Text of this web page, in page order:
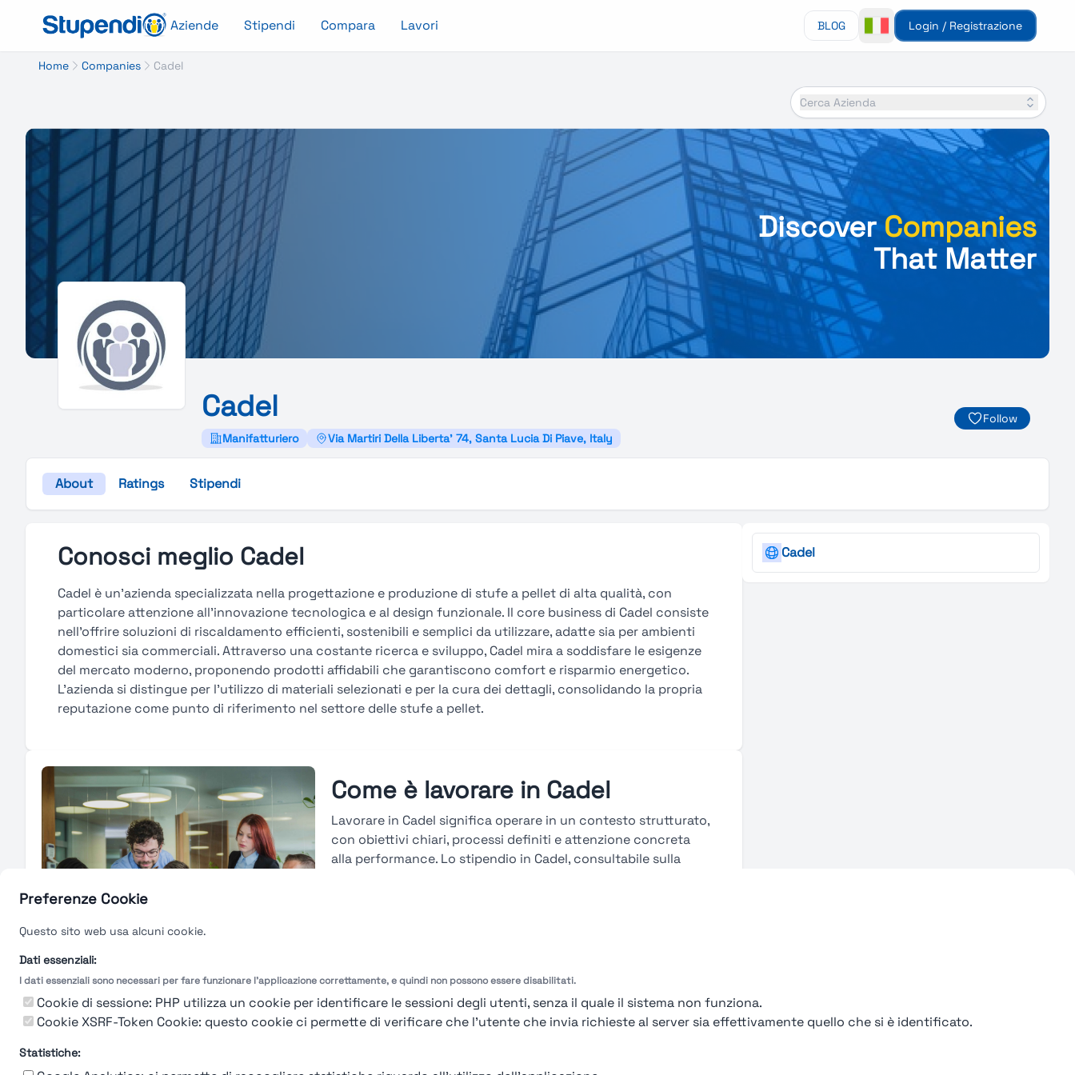
Preferenze Cookie
Questo sito web usa alcuni cookie.
Dati essenziali:
I dati essenziali sono necessari per fare funzionare l'applicazione correttamente, e quindi non possono essere disabilitati.
Cookie di sessione: PHP utilizza un cookie per identificare le sessioni degli utenti, senza il quale il sistema non funziona.
Cookie XSRF-Token Cookie: questo cookie ci permette di verificare che l'utente che invia richieste al server sia effettivamente quello che si è identificato.
Statistiche:
Aziende Stipendi Compara Lavori BLOG Login / Registrazione
Home Companies Cadel
Cerca Azienda
DiscoverCompanies
That Matter
Cadel
Manifatturiero Via Martiri Della Liberta' 74, Santa Lucia Di Piave, Italy
Follow
About Ratings Stipendi
Conosci meglio Cadel
Cadel è un'azienda specializzata nella progettazione e produzione di stufe a pellet di alta qualità, con
particolare attenzione all'innovazione tecnologica e al design funzionale. Il core business di Cadel consiste
nell'offrire soluzioni di riscaldamento efficienti, sostenibili e semplici da utilizzare, adatte sia per ambienti
domestici sia commerciali. Attraverso una costante ricerca e sviluppo, Cadel mira a soddisfare le esigenze
del mercato moderno, proponendo prodotti affidabili che garantiscono comfort e risparmio energetico.
L'azienda si distingue per l'utilizzo di materiali selezionati e per la cura dei dettagli, consolidando la propria
reputazione come punto di riferimento nel settore delle stufe a pellet.
Come è lavorare in Cadel
Lavorare in Cadel significa operare in un contesto strutturato,
con obiettivi chiari, processi definiti e attenzione concreta
alla performance. Lo stipendio in Cadel, consultabile sulla
Guarda le valutazioni →
Cadel